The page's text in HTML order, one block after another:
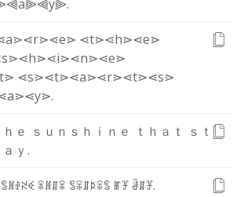
⫷a⫸⫷y⫸.
⋖r⋗⋖e⋗ ⋖t⋗⋖h⋗⋖e⋗
⋖h⋗⋖i⋗⋖n⋗⋖e⋗
⋖s⋗⋖t⋗⋖a⋗⋖r⋗⋖t⋗⋖s⋗
⋖y⋗.
ｈ ｅ ｓ ｕ ｎ ｓ ｈ ｉ ｎ ｅ ｔ ｈ ａ ｔ ｓ ｔ
ａ ｙ .
ꌚꍩꂑꋊꈼꋖꍩꁲꋖ ꌚꋖꁲꌅꋖꌚ ꂵꐞ ꂠꁲꐞ.